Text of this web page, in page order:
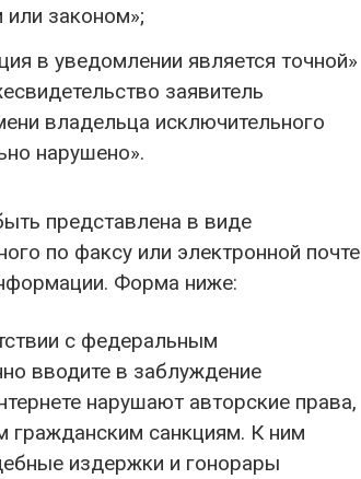
или законом»;
в уведомлении является точной»
заявитель
владельца исключительного
нарушено».
представлена ​​в виде
по факсу или электронной почте
Форма ниже:
с федеральным
вводите в заблуждение
нарушают авторские права,
санкциям. К ним
издержки и гонорары